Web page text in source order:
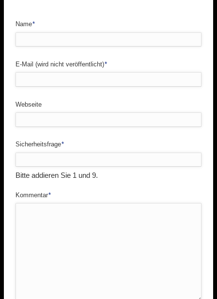
Pflichtfeld
Name*
Pflichtfeld
E-Mail (wird nicht veröffentlicht)*
Webseite
Pflichtfeld
Sicherheitsfrage*
Bitte addieren Sie 1 und 9.
Pflichtfeld
Kommentar*